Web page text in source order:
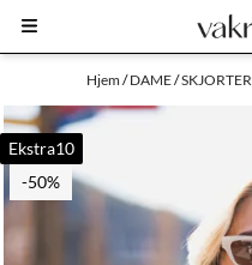
Hopp til innhold
Hjem/DAME/SKJORTER
Ekstra10
-50%